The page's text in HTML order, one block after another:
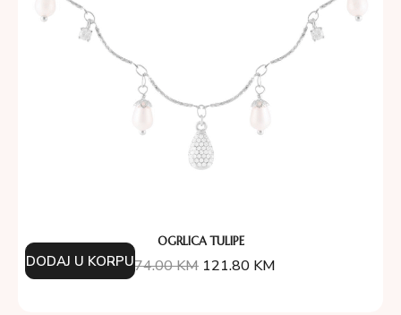
OGRLICA TULIPE
174.00KM 121.80 KM
DODAJ U KORPU